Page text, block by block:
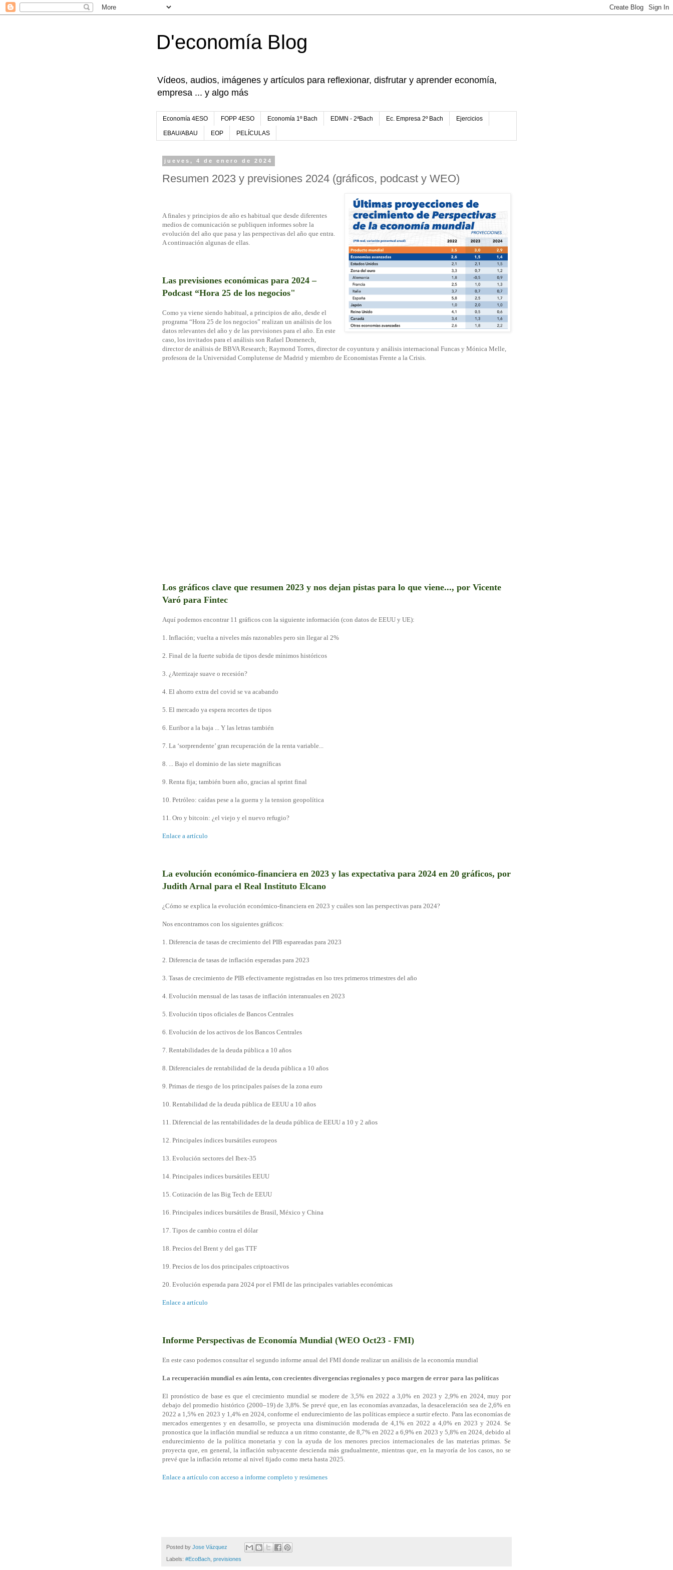
D'economía Blog
Vídeos, audios, imágenes y artículos para reflexionar, disfrutar y aprender economía,
empresa ... y algo más
Economía 4ESO FOPP 4ESO Economía 1º Bach EDMN - 2ªBach Ec. Empresa 2º Bach Ejercicios
EBAU/ABAU EOP PELÍCULAS
jueves, 4 de enero de 2024
Resumen 2023 y previsiones 2024 (gráficos, podcast y WEO)
A finales y principios de año es habitual que desde diferentes
medios de comunicación se publiquen informes sobre la
evolución del año que pasa y las perspectivas del año que entra.
A continuación algunas de ellas.
Las previsiones económicas para 2024 –
Podcast “Hora 25 de los negocios"
Como ya viene siendo habitual, a principios de año, desde el
programa “Hora 25 de los negocios” realizan un análisis de los
datos relevantes del año y de las previsiones para el año. En este
caso, los invitados para el análisis son Rafael Domenech,
director de análisis de BBVA Research; Raymond Torres, director de coyuntura y análisis internacional Funcas y Mónica Melle,
profesora de la Universidad Complutense de Madrid y miembro de Economistas Frente a la Crisis.
Los gráficos clave que resumen 2023 y nos dejan pistas para lo que viene..., por Vicente
Varó para Fintec
Aquí podemos encontrar 11 gráficos con la siguiente información (con datos de EEUU y UE):
1. Inflación; vuelta a niveles más razonables pero sin llegar al 2%
2. Final de la fuerte subida de tipos desde mínimos históricos
3. ¿Aterrizaje suave o recesión?
4. El ahorro extra del covid se va acabando
5. El mercado ya espera recortes de tipos
6. Euribor a la baja ... Y las letras también
7. La ‘sorprendente’ gran recuperación de la renta variable...
8. ... Bajo el dominio de las siete magníficas
9. Renta fija; también buen año, gracias al sprint final
10. Petróleo: caídas pese a la guerra y la tension geopolítica
11. Oro y bitcoin: ¿el viejo y el nuevo refugio?
Enlace a artículo
La evolución económico-financiera en 2023 y las expectativa para 2024 en 20 gráficos, por
Judith Arnal para el Real Instituto Elcano
¿Cómo se explica la evolución económico-financiera en 2023 y cuáles son las perspectivas para 2024?
Nos encontramos con los siguientes gráficos:
1. Diferencia de tasas de crecimiento del PIB espareadas para 2023
2. Diferencia de tasas de inflación esperadas para 2023
3. Tasas de crecimiento de PIB efectivamente registradas en lso tres primeros trimestres del año
4. Evolución mensual de las tasas de inflación interanuales en 2023
5. Evolución tipos oficiales de Bancos Centrales
6. Evolución de los activos de los Bancos Centrales
7. Rentabilidades de la deuda pública a 10 años
8. Diferenciales de rentabilidad de la deuda pública a 10 años
9. Primas de riesgo de los principales países de la zona euro
10. Rentabilidad de la deuda pública de EEUU a 10 años
11. Diferencial de las rentabilidades de la deuda pública de EEUU a 10 y 2 años
12. Principales índices bursátiles europeos
13. Evolución sectores del Ibex-35
14. Principales indices bursátiles EEUU
15. Cotización de las Big Tech de EEUU
16. Principales indices bursátiles de Brasil, México y China
17. Tipos de cambio contra el dólar
18. Precios del Brent y del gas TTF
19. Precios de los dos principales criptoactivos
20. Evolución esperada para 2024 por el FMI de las principales variables económicas
Enlace a artículo
Informe Perspectivas de Economía Mundial (WEO Oct23 - FMI)
En este caso podemos consultar el segundo informe anual del FMI donde realizar un análisis de la economía mundial
La recuperación mundial es aún lenta, con crecientes divergencias regionales y poco margen de error para las políticas
El pronóstico de base es que el crecimiento mundial se modere de 3,5% en 2022 a 3,0% en 2023 y 2,9% en 2024, muy por
debajo del promedio histórico (2000–19) de 3,8%. Se prevé que, en las economías avanzadas, la desaceleración sea de 2,6% en
2022 a 1,5% en 2023 y 1,4% en 2024, conforme el endurecimiento de las políticas empiece a surtir efecto. Para las economías de
mercados emergentes y en desarrollo, se proyecta una disminución moderada de 4,1% en 2022 a 4,0% en 2023 y 2024. Se
pronostica que la inflación mundial se reduzca a un ritmo constante, de 8,7% en 2022 a 6,9% en 2023 y 5,8% en 2024, debido al
endurecimiento de la política monetaria y con la ayuda de los menores precios internacionales de las materias primas. Se
proyecta que, en general, la inflación subyacente descienda más gradualmente, mientras que, en la mayoría de los casos, no se
prevé que la inflación retorne al nivel fijado como meta hasta 2025.
Enlace a artículo con acceso a informe completo y resúmenes
Posted by Jose Vázquez
Labels: #EcoBach previsiones